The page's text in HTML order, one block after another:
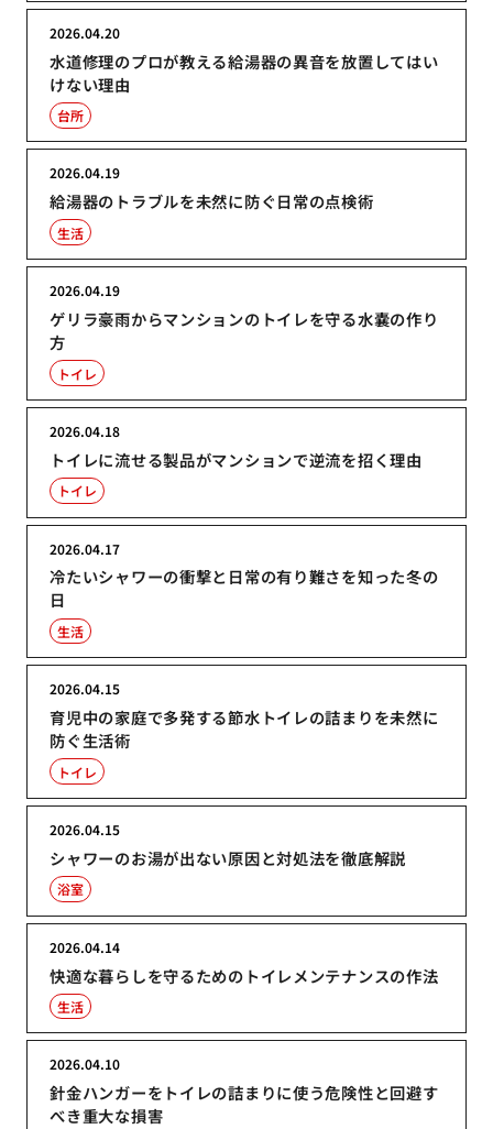
水道修理のプロが教える給湯器の異音を放置してはい
けない理由
2026.04.20
台所
給湯器のトラブルを未然に防ぐ日常の点検術
2026.04.19
生活
ゲリラ豪雨からマンションのトイレを守る水嚢の作り
方
2026.04.19
トイレ
トイレに流せる製品がマンションで逆流を招く理由
2026.04.18
トイレ
冷たいシャワーの衝撃と日常の有り難さを知った冬の
日
2026.04.17
生活
育児中の家庭で多発する節水トイレの詰まりを未然に
防ぐ生活術
2026.04.15
トイレ
シャワーのお湯が出ない原因と対処法を徹底解説
2026.04.15
浴室
快適な暮らしを守るためのトイレメンテナンスの作法
2026.04.14
生活
針金ハンガーをトイレの詰まりに使う危険性と回避す
べき重大な損害
2026.04.10